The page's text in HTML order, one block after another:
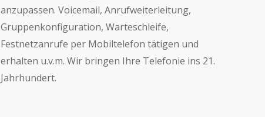
anzupassen. Voicemail, Anrufweiterleitung,
Gruppenkonfiguration, Warteschleife,
Festnetzanrufe per Mobiltelefon tätigen und
erhalten u.v.m. Wir bringen Ihre Telefonie ins 21.
Jahrhundert.